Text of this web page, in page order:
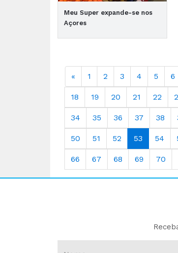
Meu Super expande-se nos
Açores
« 1 2 3 4 5 6
18 19 20 21 22
34 35 36 37 38
50 51 52 53 54
66 67 68 69 70